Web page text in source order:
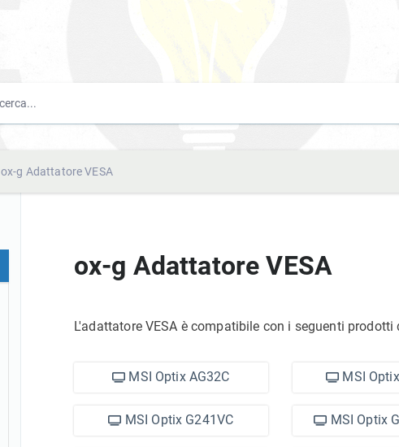
ox-g Adattatore VESA
ox-g Adattatore VESA
L'adattatore VESA è compatibile con i seguenti prodotti
MSI Optix AG32C MSI
MSI Optix G241VC MSI Optix